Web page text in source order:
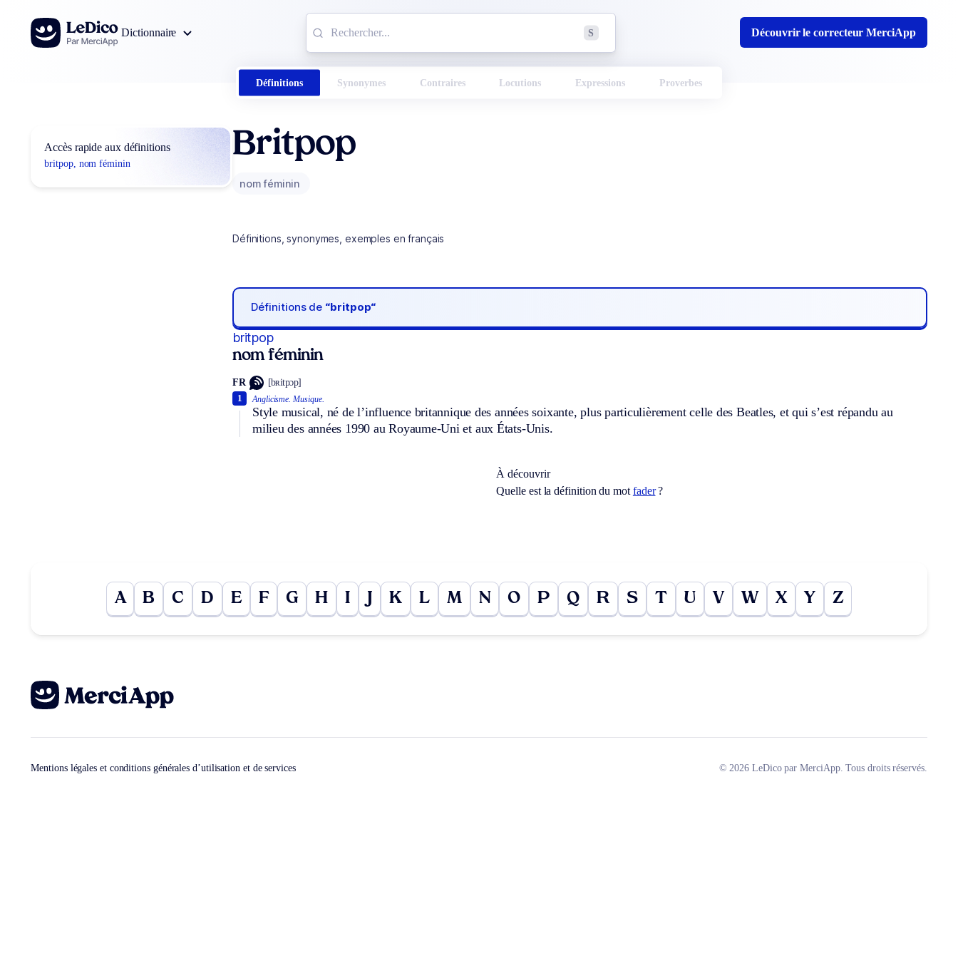
Aller au contenu
Dictionnaire
S Découvrir le correcteur MerciApp
Définitions Synonymes Contraires Locutions Expressions Proverbes
Accès rapide aux définitions
britpop, nom féminin
Britpop
nom féminin
Définitions, synonymes, exemples en français
Définitions de “britpop“
britpop
nom féminin
FR [bʀitpɔp]
Anglicisme. Musique.
Style musical, né de l’influence britannique des années soixante, plus particulièrement celle des Beatles, et qui s’est répandu au
milieu des années 1990 au Royaume-Uni et aux États-Unis.
1
À découvrir
Quelle est la définition du mot fader?
A B C D E F G H I K L M N O P Q R S T U V W X Y Z
Mentions légales et conditions générales d’utilisation et de services © 2026 LeDico par MerciApp. Tous droits réservés.